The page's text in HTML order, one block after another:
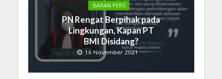
SIARAN PERS
PN Rengat Berpihak pada
Lingkungan, Kapan PT
BMI Disidang?
16 November 2021